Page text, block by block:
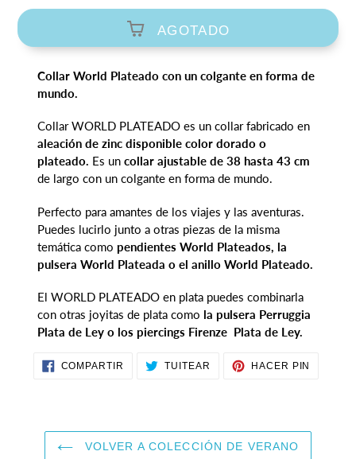
AGOTADO
producto
carrito
compra
Collar World Plateado con un colgante en forma de
mundo.
Collar WORLD PLATEADO es un collar fabricado en
aleación de zinc disponible color dorado o
plateado. Es un collar ajustable de 38 hasta 43 cm
de largo con un colgante en forma de mundo.
Perfecto para amantes de los viajes y las aventuras.
Puedes lucirlo junto a otras piezas de la misma
temática como pendientes World Plateados, la
pulsera World Plateada o el anillo World Plateado.
El WORLD PLATEADO en plata puedes combinarla
con otras joyitas de plata como la pulsera Perruggia
Plata de Ley o los piercings Firenze Plata de Ley.
COMPARTIR COMPARTIRTUITEAR TUITEARHACER PIN
VOLVER A COLECCIÓN DE VERANO